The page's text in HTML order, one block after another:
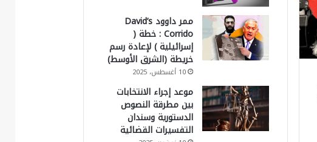
ممر داوود David’s
Corrido : خطة (
إسرائيلية ) لإعادة رسم
خريطة (الشرق الأوسط)
10 أغسطس، 2025
موعد إجراء الانتخابات
بين مطرقة النصوص
الدستورية وسندان
التفسيرات القضائية